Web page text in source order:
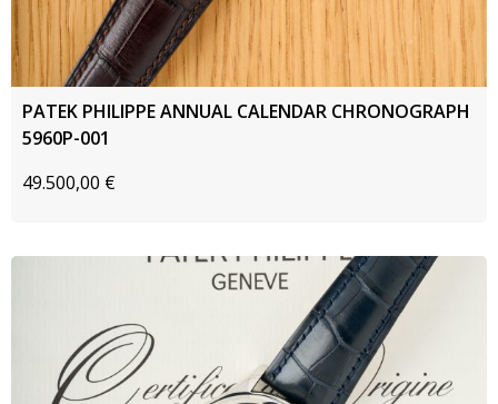
PATEK PHILIPPE ANNUAL CALENDAR CHRONOGRAPH
5960P-001
49.500,00 €